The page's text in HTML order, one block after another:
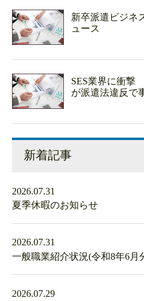
新卒派遣ビジネ
ュース
SES業界に衝撃
が派遣法違反で
新着記事
2026.07.31
夏季休暇のお知らせ
2026.07.31
一般職業紹介状況(令和8年6月
2026.07.29